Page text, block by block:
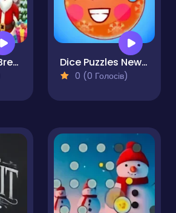
Magic Sleigh Breaker Dice Puzzles New Year
0 (0 Голосів)